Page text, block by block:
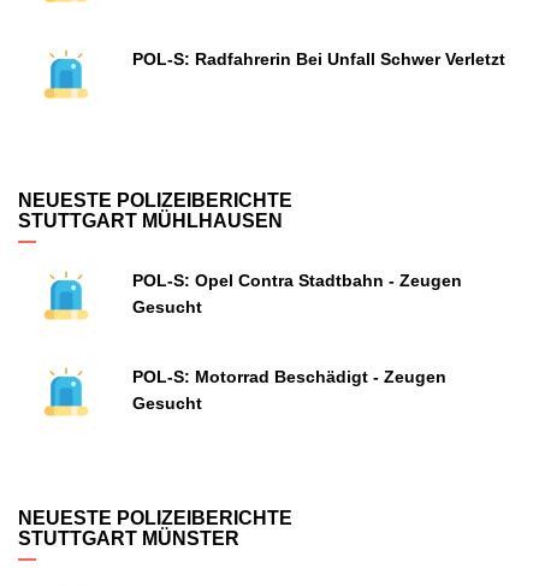
POL-S: Radfahrerin Bei Unfall Schwer Verletzt
NEUESTE POLIZEIBERICHTE
STUTTGART MÜHLHAUSEN
POL-S: Opel Contra Stadtbahn - Zeugen
Gesucht
POL-S: Motorrad Beschädigt - Zeugen
Gesucht
NEUESTE POLIZEIBERICHTE
STUTTGART MÜNSTER